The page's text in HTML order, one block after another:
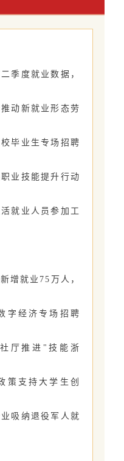
季度就业数据，
动新就业形态劳
毕业生专场招聘
业技能提升行动
就业人员参加工
增就业75万人，
字经济专场招聘
厅推进"技能浙
支持大学生创
吸纳退役军人就